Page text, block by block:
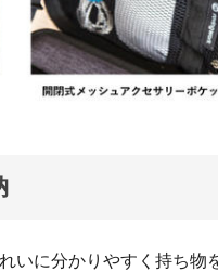
いに分かりやすく持ち物